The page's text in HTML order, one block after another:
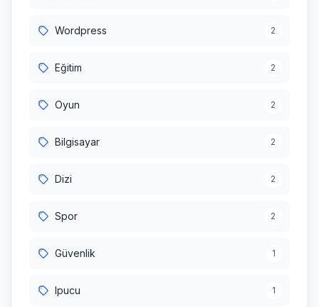
Wordpress 2
Eğitim 2
Oyun 2
Bilgisayar 2
Dizi 2
Spor 2
Güvenlik 1
Ipucu 1